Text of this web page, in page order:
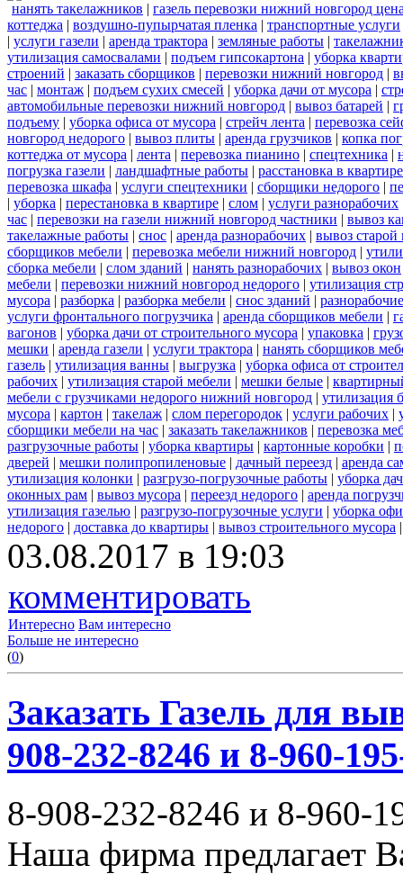
нанять такелажников | газель перевозки нижний новгород
коттеджа | воздушно-пупырчатая пленка | транспортные услуги
| услуги газели | аренда трактора | земляные работы |
утилизация самосвалами | подъем гипсокартона | уборка
строений | заказать сборщиков | перевозки нижний новгород |
час | монтаж | подъем сухих смесей | уборка дачи от мусора |
автомобильные перевозки нижний новгород | вывоз батарей |
подъему | уборка офиса от мусора | стрейч лента | перевозка
новгород недорого | вывоз плиты | аренда грузчиков | копка
коттеджа от мусора | лента | перевозка пианино | спецтехника |
погрузка газели | ландшафтные работы | расстановка в квартире
перевозка шкафа | услуги спецтехники | сборщики недорого |
| уборка | перестановка в квартире | слом | услуги разнорабочих
час | перевозки на газели нижний новгород частники | вывоз
такелажные работы | снос | аренда разнорабочих | вывоз старой
сборщиков мебели | перевозка мебели нижний новгород |
сборка мебели | слом зданий | нанять разнорабочих | вывоз окон
мебели | перевозки нижний новгород недорого | утилизация
мусора | разборка | разборка мебели | снос зданий |
услуги фронтального погрузчика | аренда сборщиков мебели |
вагонов | уборка дачи от строительного мусора | упаковка |
мешки | аренда газели | услуги трактора | нанять сборщиков
газель | утилизация ванны | выгрузка | уборка офиса от
рабочих | утилизация старой мебели | мешки белые |
мебели с грузчиками недорого нижний новгород | утилизация
мусора | картон | такелаж | слом перегородок | услуги рабочих |
сборщики мебели на час | заказать такелажников | перевозка
разгрузочные работы | уборка квартиры | картонные коробки |
дверей | мешки полипропиленовые | дачный переезд | аренда
утилизация колонки | разгрузо-погрузочные работы | уборка
оконных рам | вывоз мусора | переезд недорого | аренда
утилизация газелью | разгрузо-погрузочные услуги | уборка
недорого | доставка до квартиры | вывоз строительного мусора
03.08.2017 в 19:03
комментировать
Интересно Вам интересно
Больше не интересно
(0)
Заказать Газель для
908-232-8246 и 8-960-
8-908-232-8246 и 8-960-
Наша фирма предлагает